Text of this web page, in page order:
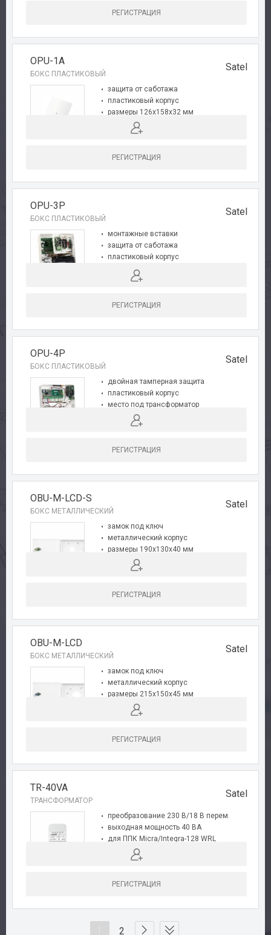
Доставка
Контакты
РЕГИСТРАЦИЯ
OPU-1A
БОКС ПЛАСТИКОВЫЙ
Satel
защита от саботажа
пластиковый корпус
размеры 126x158x32 мм
РЕГИСТРАЦИЯ
OPU-3P
БОКС ПЛАСТИКОВЫЙ
Satel
монтажные вставки
защита от саботажа
пластиковый корпус
место под трансформатор
размеры 324x382x108 мм
РЕГИСТРАЦИЯ
OPU-4P
БОКС ПЛАСТИКОВЫЙ
Satel
двойная тамперная защита
пластиковый корпус
место под трансформатор
размеры 266x286x100 мм
РЕГИСТРАЦИЯ
OBU-M-LCD-S
БОКС МЕТАЛЛИЧЕСКИЙ
Satel
замок под ключ
металлический корпус
размеры 190x130x40 мм
для СД и ЖКИ клавиатур
РЕГИСТРАЦИЯ
OBU-М-LCD
БОКС МЕТАЛЛИЧЕСКИЙ
Satel
замок под ключ
металлический корпус
размеры 215x150x45 мм
для ЖКИ клавиатур
РЕГИСТРАЦИЯ
TR-40VA
ТРАНСФОРМАТОР
Satel
преобразование 230 В/18 В перем.
выходная мощность 40 ВА
для ППК Micra/Integra-128 WRL
для бокса OPU-3P/4P
РЕГИСТРАЦИЯ
2